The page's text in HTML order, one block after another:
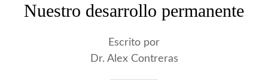
Nuestro desarrollo permanente
Escrito por
Dr. Alex Contreras